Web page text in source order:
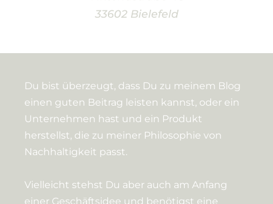
33602 Bielefeld
Du bist überzeugt, dass Du zu meinem Blog
einen guten Beitrag leisten kannst, oder ein
Unternehmen hast und ein Produkt
herstellst, die zu meiner Philosophie von
Nachhaltigkeit passt.
Vielleicht stehst Du aber auch am Anfang
einer Geschäftsidee und benötigst eine